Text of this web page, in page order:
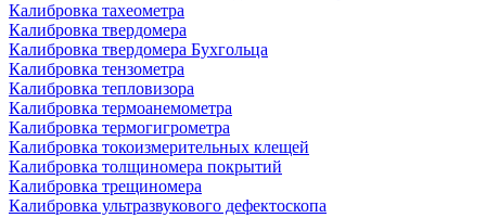
Калибровка тахеометра
Калибровка твердомера
Калибровка твердомера Бухгольца
Калибровка тензометра
Калибровка тепловизора
Калибровка термоанемометра
Калибровка термогигрометра
Калибровка токоизмерительных клещей
Калибровка толщиномера покрытий
Калибровка трещиномера
Калибровка ультразвукового дефектоскопа